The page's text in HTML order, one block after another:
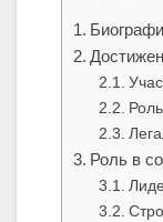
Роль в